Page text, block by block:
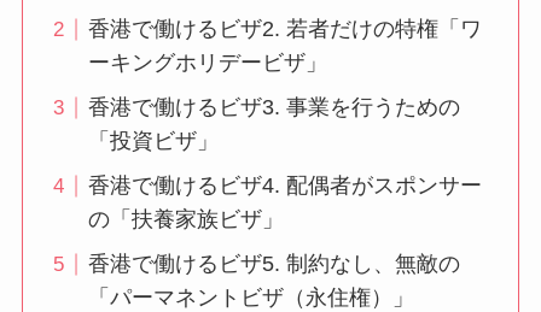
香港で働けるビザ2. 若者だけの特権「ワ
ーキングホリデービザ」
香港で働けるビザ3. 事業を行うための
「投資ビザ」
香港で働けるビザ4. 配偶者がスポンサー
の「扶養家族ビザ」
香港で働けるビザ5. 制約なし、無敵の
「パーマネントビザ（永住権）」